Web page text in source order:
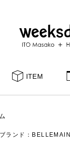
ITEM
ブランド：BELLEMAIN